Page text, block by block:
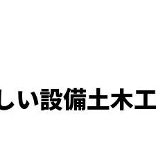
い設備土木